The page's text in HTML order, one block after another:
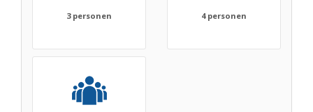
3 personen 4 personen